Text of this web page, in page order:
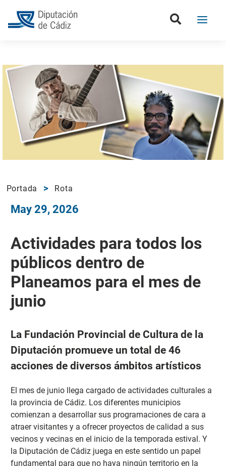
Portada Rota
May 29, 2026
Actividades para todos los
públicos dentro de
Planeamos para el mes de
junio
La Fundación Provincial de Cultura de la
Diputación promueve un total de 46
acciones de diversos ámbitos artísticos
El mes de junio llega cargado de actividades culturales a
la provincia de Cádiz. Los diferentes municipios
comienzan a desarrollar sus programaciones de cara a
atraer visitantes y a ofrecer proyectos de calidad a sus
vecinos y vecinas en el inicio de la temporada estival. Y
la Diputación de Cádiz juega en este sentido un papel
fundamental para que no haya ningún territorio en la